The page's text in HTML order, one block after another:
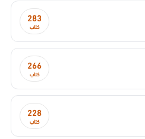
283
كتاب
266
كتاب
228
كتاب